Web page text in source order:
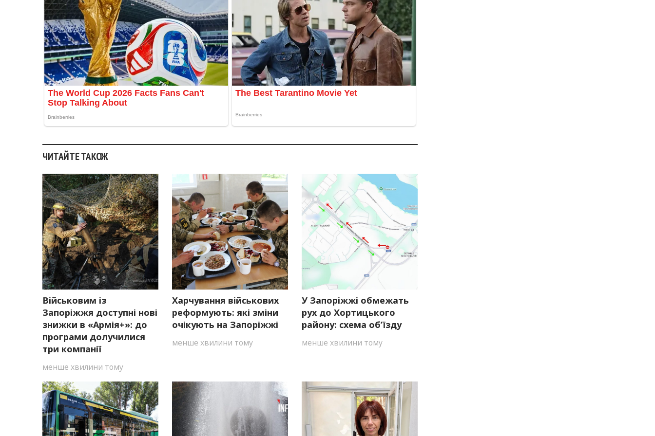
ЧИТАЙТЕ ТАКОЖ
Військовим із
Запоріжжя доступні нові
знижки в «Армія+»: до
програми долучилися
три компанії
менше хвилини тому
Харчування військових
реформують: які зміни
очікують на Запоріжжі
менше хвилини тому
У Запоріжжі обмежать
рух до Хортицького
району: схема об’їзду
менше хвилини тому